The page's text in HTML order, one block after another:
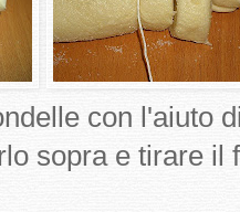
con l'aiuto
sopra e tirare il